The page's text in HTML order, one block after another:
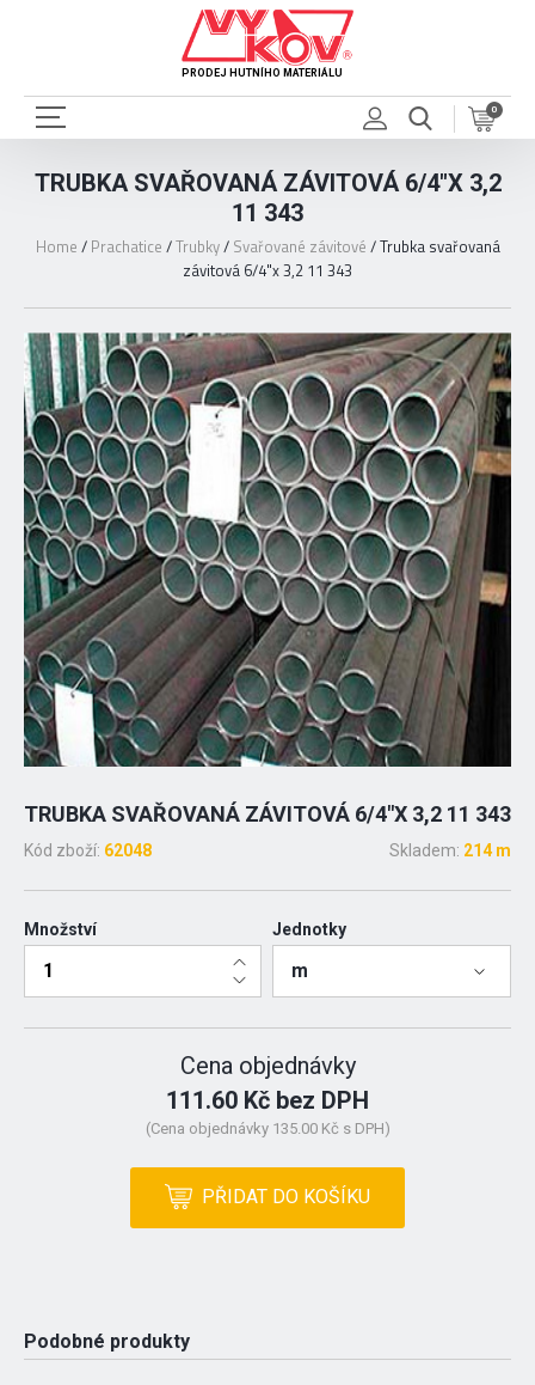
PRODEJ HUTNÍHO MATERIÁLU
0
TRUBKA SVAŘOVANÁ ZÁVITOVÁ 6/4"X 3,2
11 343
Home / Prachatice /Trubky/ Svařované závitové /Trubka svařovaná
závitová 6/4"x 3,2 11 343
TRUBKA SVAŘOVANÁ ZÁVITOVÁ 6/4"X 3,2 11 343
Kód zboží: 62048 Skladem: 214 m
Množství Jednotky
m
Cena objednávky
111.60 Kč bez DPH
(Cena objednávky 135.00 Kč s DPH)
PŘIDAT DO KOŠÍKU
Podobné produkty